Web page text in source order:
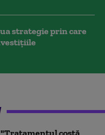
strategie prin care